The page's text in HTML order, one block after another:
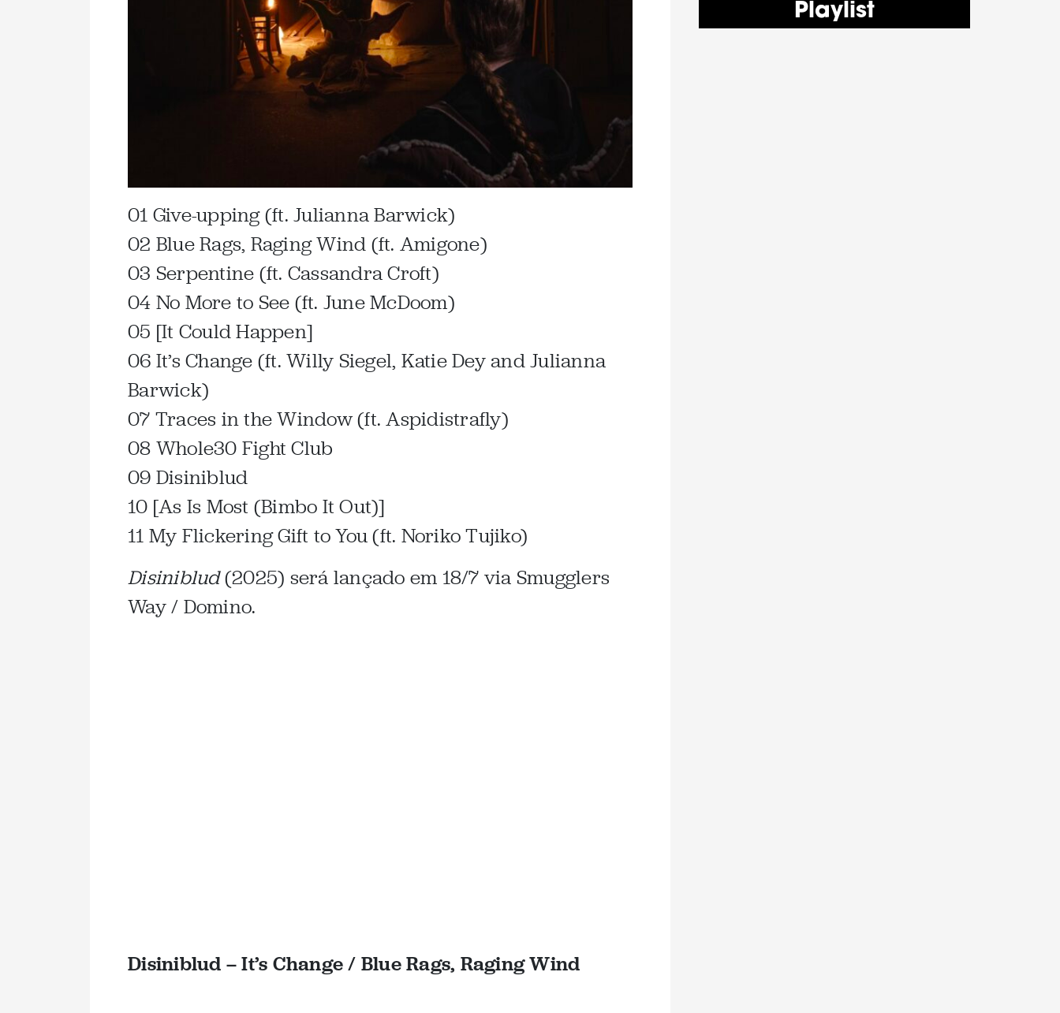
01 Give-upping (ft. Julianna Barwick)
02 Blue Rags, Raging Wind (ft. Amigone)
03 Serpentine (ft. Cassandra Croft)
04 No More to See (ft. June McDoom)
05 [It Could Happen]
06 It’s Change (ft. Willy Siegel, Katie Dey and Julianna
Barwick)
07 Traces in the Window (ft. Aspidistrafly)
08 Whole30 Fight Club
09 Disiniblud
10 [As Is Most (Bimbo It Out)]
11 My Flickering Gift to You (ft. Noriko Tujiko)
Disiniblud(2025) será lançado em 18/7 via Smugglers
Way / Domino.
Disiniblud – It’s Change / Blue Rags, Raging Wind
Playlist